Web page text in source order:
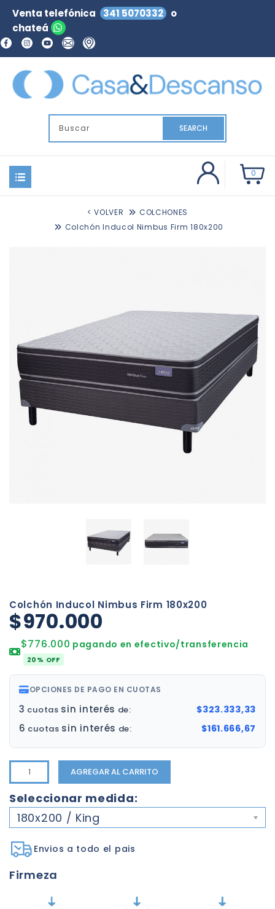
Venta telefónica 341 5070332
o
chateá
SEARCH
0
< VOLVER
COLCHONES
Colchón Inducol Nimbus Firm 180x200
Colchón Inducol Nimbus Firm 180x200
$970.000
$776.000 pagando en efectivo/transferencia
20% OFF
OPCIONES DE PAGO EN CUOTAS
3 cuotas sin interés de: $323.333,33
6 cuotas sin interés de: $161.666,67
AGREGAR AL CARRITO
Seleccionar medida:
180x200 / King
Envios a todo el pais
Firmeza